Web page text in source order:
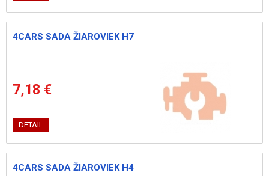
4CARS SADA ŽIAROVIEK H7
7,18 €
DETAIL
4CARS SADA ŽIAROVIEK H4